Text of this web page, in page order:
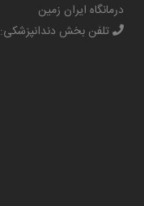
درمانگاه ایران زمین
تلفن بخش دندانپزشکی: